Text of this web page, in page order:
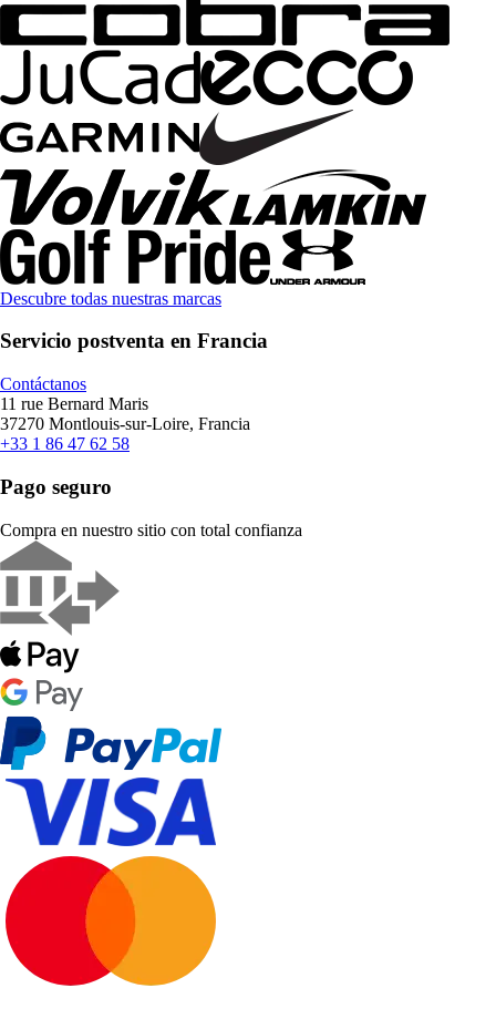
Descubre todas nuestras marcas
Servicio postventa en Francia
Contáctanos
11 rue Bernard Maris
37270 Montlouis-sur-Loire, Francia
+33 1 86 47 62 58
Pago seguro
Compra en nuestro sitio con total confianza